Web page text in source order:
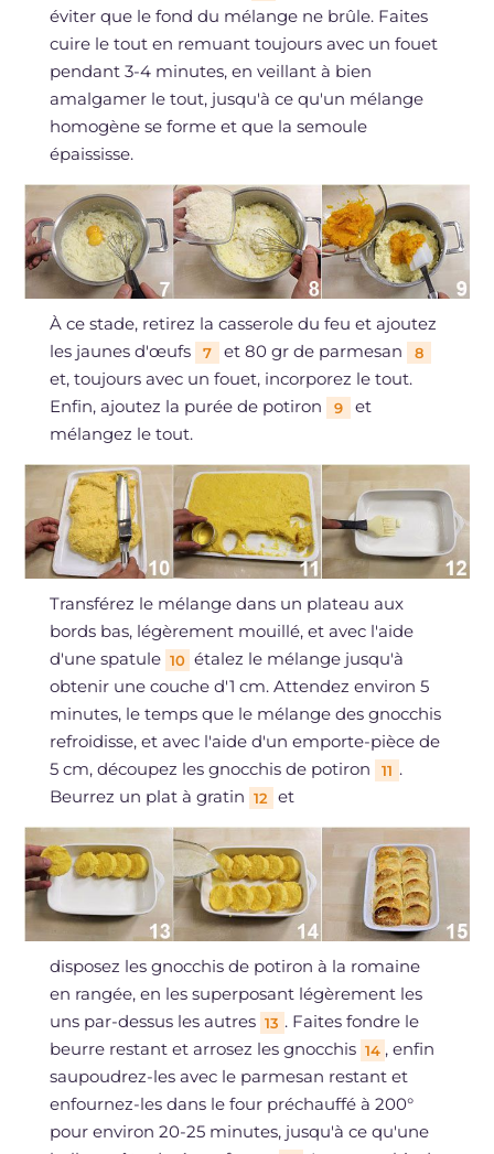
éviter que le fond du mélange ne brûle. Faites
cuire le tout en remuant toujours avec un fouet
pendant 3-4 minutes, en veillant à bien
amalgamer le tout, jusqu'à ce qu'un mélange
homogène se forme et que la semoule
épaississe.
À ce stade, retirez la casserole du feu et ajoutez
les jaunes d'œufs
7 et 80 gr de parmesan 8
et, toujours avec un fouet, incorporez le tout.
Enfin, ajoutez la purée de potiron
9
et
mélangez le tout.
Transférez le mélange dans un plateau aux
bords bas, légèrement mouillé, et avec l'aide
d'une spatule 10 étalez le mélange jusqu'à
obtenir une couche d'1 cm. Attendez environ 5
minutes, le temps que le mélange des gnocchis
refroidisse, et avec l'aide d'un emporte-pièce de
5 cm, découpez les gnocchis de potiron
11 .
Beurrez un plat à gratin 12 et
disposez les gnocchis de potiron à la romaine
en rangée, en les superposant légèrement les
uns par-dessus les autres 13 . Faites fondre le
beurre restant et arrosez les gnocchis 14 , enfin
saupoudrez-les avec le parmesan restant et
enfournez-les dans le four préchauffé à 200°
pour environ 20-25 minutes, jusqu'à ce qu'une